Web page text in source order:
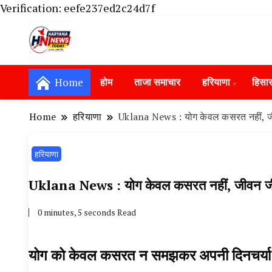
Verification: eefe237ed2c24d7f
Hansi News Today, Hisar Crime News
Update in Haryana, Weather Alert in
Portet Update News, Student Portest
Home होम ताजा समाचार हरियाणा हिसार
Home हरियाणा Uklana News : योग केवल कसरत नहीं,
हरियाणा
Uklana News : योग केवल कसरत नहीं, जीवन
0 minutes, 5 seconds Read
योग को केवल कसरत न समझकर अपनी दिनचर्या